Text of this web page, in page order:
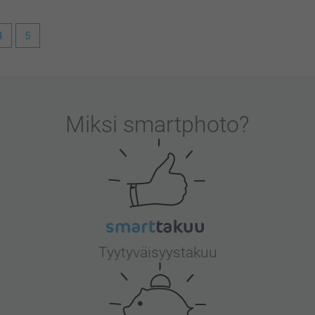
5
Miksi smartphoto?
Tyytyväisyystakuu